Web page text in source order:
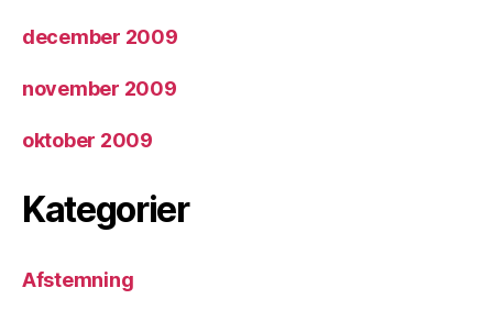
december 2009
november 2009
oktober 2009
Kategorier
Afstemning